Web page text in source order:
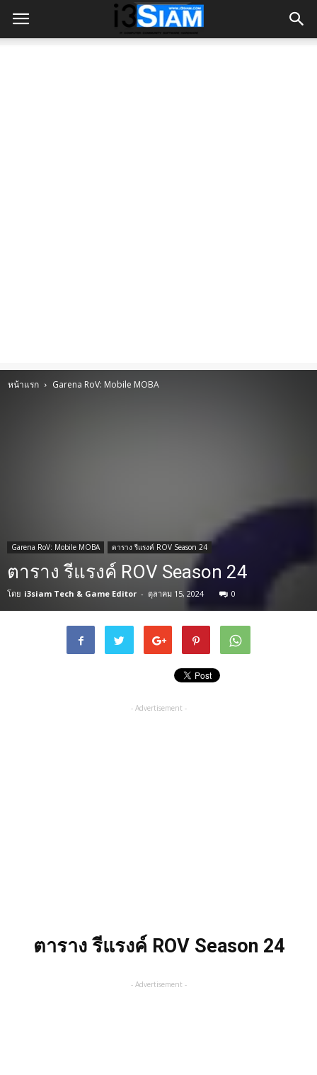
หน้าแรก Garena RoV: Mobile MOBA
Garena RoV: Mobile MOBA ตาราง รีแรงค์ ROV Season 24
ตาราง รีแรงค์ ROV Season 24
โดย i3siam Tech & Game Editor - ตุลาคม 15, 2024 0
- Advertisement -
ตาราง รีแรงค์ ROV Season 24
- Advertisement -